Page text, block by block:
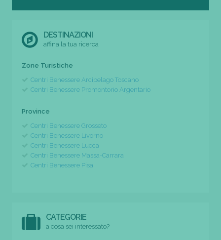
DESTINAZIONI
affina la tua ricerca
Zone Turistiche
Centri Benessere Arcipelago Toscano
Centri Benessere Promontorio Argentario
Province
Centri Benessere Grosseto
Centri Benessere Livorno
Centri Benessere Lucca
Centri Benessere Massa-Carrara
Centri Benessere Pisa
CATEGORIE
a cosa sei interessato?